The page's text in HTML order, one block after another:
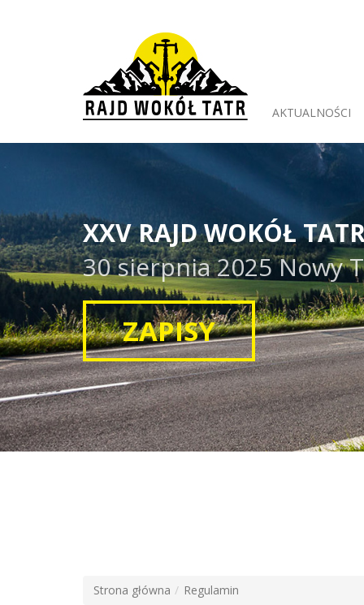
AKTUALNOŚCI
XXV RAJD WOKÓŁ
30 sierpnia 2025 Nowy
ZAPISY
Strona główna Regulamin